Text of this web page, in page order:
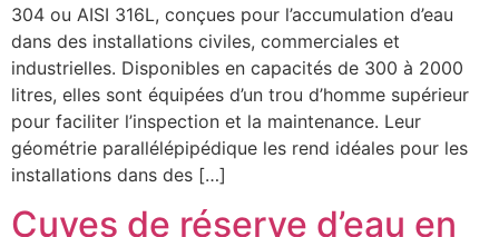
304 ou AISI 316L, conçues pour l’accumulation d’eau
dans des installations civiles, commerciales et
industrielles. Disponibles en capacités de 300 à 2000
litres, elles sont équipées d’un trou d’homme supérieur
pour faciliter l’inspection et la maintenance. Leur
géométrie parallélépipédique les rend idéales pour les
installations dans des […]
Cuves de réserve d’eau en